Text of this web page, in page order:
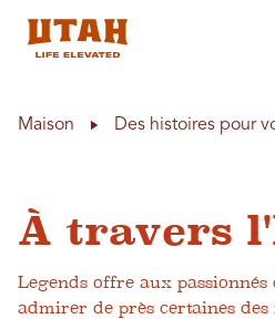
Maison Des histoires pour
À travers
Legends offre aux
admirer de près certaines